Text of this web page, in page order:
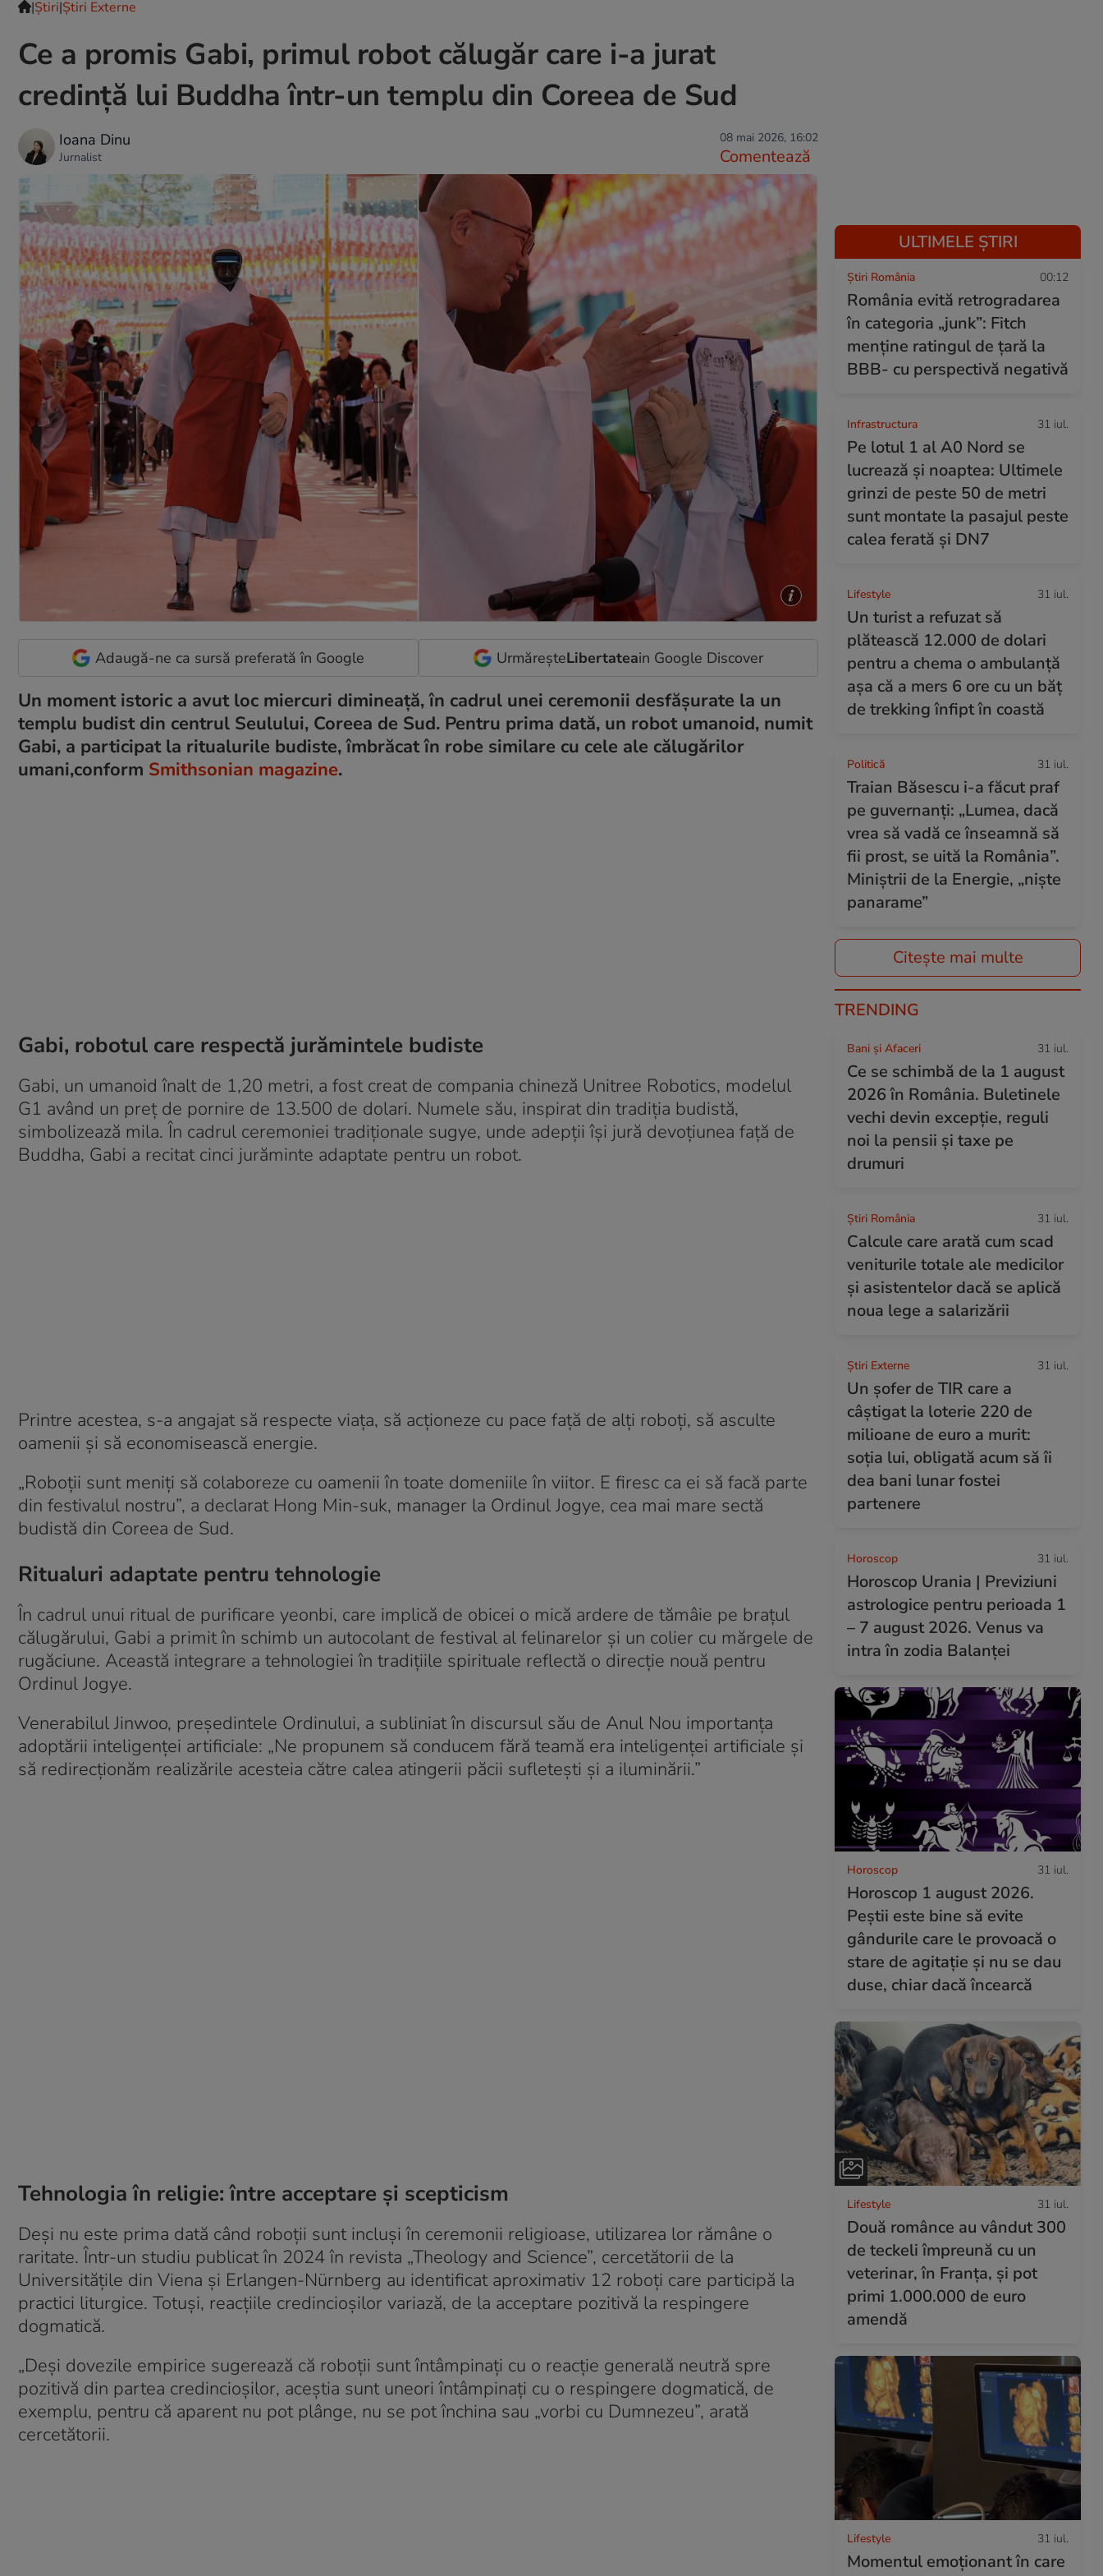
|Ştiri|Știri Externe
Ce a promis Gabi, primul robot călugăr care i-a jurat
credință lui Buddha într-un templu din Coreea de Sud
Ioana Dinu
Jurnalist
08 mai 2026, 16:02
Comentează
Adaugă-ne ca sursă preferată în Google UrmăreșteLibertateain Google Discover
Un moment istoric a avut loc miercuri dimineață, în cadrul unei ceremonii desfășurate la un
templu budist din centrul Seulului, Coreea de Sud. Pentru prima dată, un robot umanoid, numit
Gabi, a participat la ritualurile budiste, îmbrăcat în robe similare cu cele ale călugărilor
umani,conform Smithsonian magazine.
Gabi, robotul care respectă jurămintele budiste
Gabi, un umanoid înalt de 1,20 metri, a fost creat de compania chineză Unitree Robotics, modelul
G1 având un preț de pornire de 13.500 de dolari. Numele său, inspirat din tradiția budistă,
simbolizează mila. În cadrul ceremoniei tradiționale sugye, unde adepții își jură devoțiunea față de
Buddha, Gabi a recitat cinci jurăminte adaptate pentru un robot.
Printre acestea, s-a angajat să respecte viața, să acționeze cu pace față de alți roboți, să asculte
oamenii și să economisească energie.
„Roboții sunt meniți să colaboreze cu oamenii în toate domeniile în viitor. E firesc ca ei să facă parte
din festivalul nostru”, a declarat Hong Min-suk, manager la Ordinul Jogye, cea mai mare sectă
budistă din Coreea de Sud.
Ritualuri adaptate pentru tehnologie
În cadrul unui ritual de purificare yeonbi, care implică de obicei o mică ardere de tămâie pe brațul
călugărului, Gabi a primit în schimb un autocolant de festival al felinarelor și un colier cu mărgele de
rugăciune. Această integrare a tehnologiei în tradițiile spirituale reflectă o direcție nouă pentru
Ordinul Jogye.
Venerabilul Jinwoo, președintele Ordinului, a subliniat în discursul său de Anul Nou importanța
adoptării inteligenței artificiale: „Ne propunem să conducem fără teamă era inteligenței artificiale și
să redirecționăm realizările acesteia către calea atingerii păcii sufletești și a iluminării.”
Tehnologia în religie: între acceptare și scepticism
Deși nu este prima dată când roboții sunt incluși în ceremonii religioase, utilizarea lor rămâne o
raritate. Într-un studiu publicat în 2024 în revista „Theology and Science”, cercetătorii de la
Universitățile din Viena și Erlangen-Nürnberg au identificat aproximativ 12 roboți care participă la
practici liturgice. Totuși, reacțiile credincioșilor variază, de la acceptare pozitivă la respingere
dogmatică.
„Deși dovezile empirice sugerează că roboții sunt întâmpinați cu o reacție generală neutră spre
pozitivă din partea credincioșilor, aceștia sunt uneori întâmpinați cu o respingere dogmatică, de
exemplu, pentru că aparent nu pot plânge, nu se pot închina sau „vorbi cu Dumnezeu”, arată
cercetătorii.
ULTIMELE ȘTIRI
Știri România 00:12
România evită retrogradarea
în categoria „junk”: Fitch
menține ratingul de țară la
BBB- cu perspectivă negativă
Infrastructura 31 iul.
Pe lotul 1 al A0 Nord se
lucrează și noaptea: Ultimele
grinzi de peste 50 de metri
sunt montate la pasajul peste
calea ferată și DN7
Lifestyle 31 iul.
Un turist a refuzat să
plătească 12.000 de dolari
pentru a chema o ambulanță
așa că a mers 6 ore cu un băț
de trekking înfipt în coastă
Politică 31 iul.
Traian Băsescu i-a făcut praf
pe guvernanți: „Lumea, dacă
vrea să vadă ce înseamnă să
fii prost, se uită la România”.
Miniștrii de la Energie, „niște
panarame”
Citește mai multe
TRENDING
Bani și Afaceri 31 iul.
Ce se schimbă de la 1 august
2026 în România. Buletinele
vechi devin excepție, reguli
noi la pensii și taxe pe
drumuri
Știri România 31 iul.
Calcule care arată cum scad
veniturile totale ale medicilor
și asistentelor dacă se aplică
noua lege a salarizării
Știri Externe 31 iul.
Un șofer de TIR care a
câștigat la loterie 220 de
milioane de euro a murit:
soția lui, obligată acum să îi
dea bani lunar fostei
partenere
Horoscop 31 iul.
Horoscop Urania | Previziuni
astrologice pentru perioada 1
– 7 august 2026. Venus va
intra în zodia Balanței
Horoscop 31 iul.
Horoscop 1 august 2026.
Peștii este bine să evite
gândurile care le provoacă o
stare de agitație și nu se dau
duse, chiar dacă încearcă
Lifestyle 31 iul.
Două românce au vândut 300
de teckeli împreună cu un
veterinar, în Franța, și pot
primi 1.000.000 de euro
amendă
Lifestyle 31 iul.
Momentul emoționant în care